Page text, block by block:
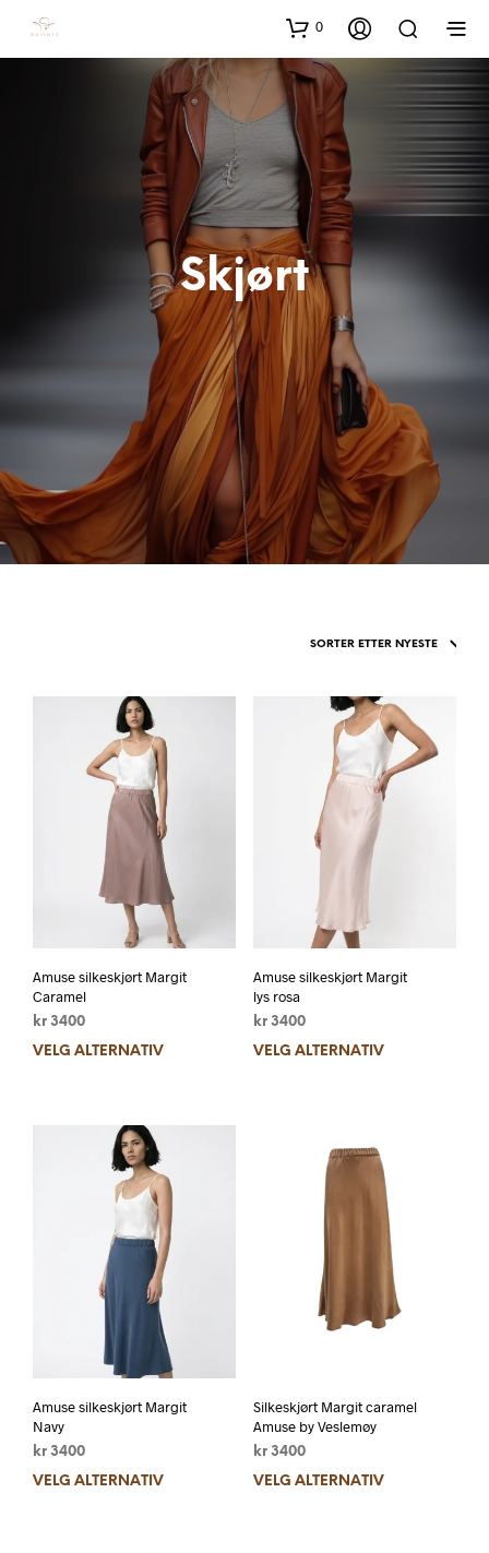
0
Skjørt
Amuse silkeskjørt Margit
Caramel
kr 3400
VELG ALTERNATIV
Amuse silkeskjørt Margit
lys rosa
kr3400
VELG ALTERNATIV
Amuse silkeskjørt Margit
Navy
kr 3400
VELG ALTERNATIV
Silkeskjørt Margit caramel
Amuse by Veslemøy
kr3400
VELG ALTERNATIV